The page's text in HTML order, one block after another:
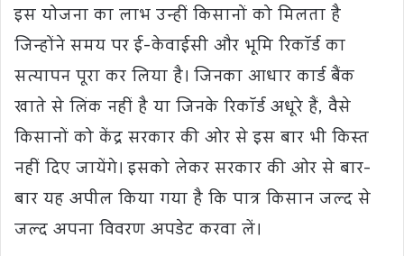
इस योजना का लाभ उन्हीं किसानों को मिलता है
जिन्होंने समय पर ई-केवाईसी और भूमि रिकॉर्ड का
सत्यापन पूरा कर लिया है। जिनका आधार कार्ड बैंक
खाते से लिंक नहीं है या जिनके रिकॉर्ड अधूरे हैं, वैसे
किसानों को केंद्र सरकार की ओर से इस बार भी किस्त
नहीं दिए जायेंगे। इसको लेकर सरकार की ओर से बार-
बार यह अपील किया गया है कि पात्र किसान जल्द से
जल्द अपना विवरण अपडेट करवा लें।